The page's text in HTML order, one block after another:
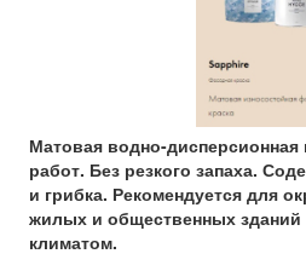
Матовая водно-
работ. Без резкого запаха.
и грибка. Рекомендуется для
жилых и общественных
климатом.